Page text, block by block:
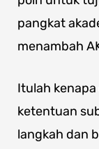
pangkat
menambah
Itulah
ketentuan
langkah dan